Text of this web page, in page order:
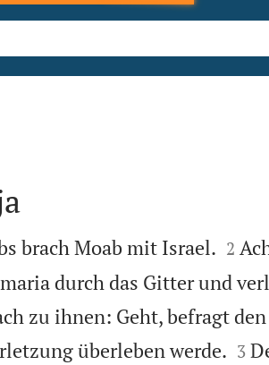
brach Moab mit Israel.
2
durch das Gitter und
zu ihnen: Geht, befragt
überleben werde.
3